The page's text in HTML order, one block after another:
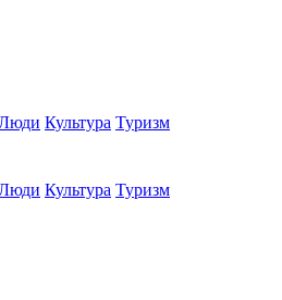
Культура Туризм
Культура Туризм